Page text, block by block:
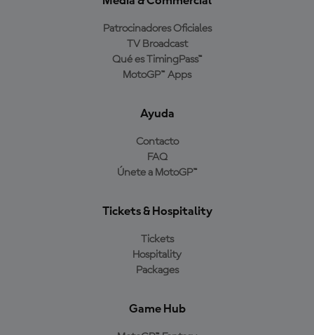
Patrocinadores Oficiales
TV Broadcast
Qué es TimingPass™
MotoGP™ Apps
Ayuda
Contacto
FAQ
Únete a MotoGP™
Tickets & Hospitality
Tickets
Hospitality
Packages
Game Hub